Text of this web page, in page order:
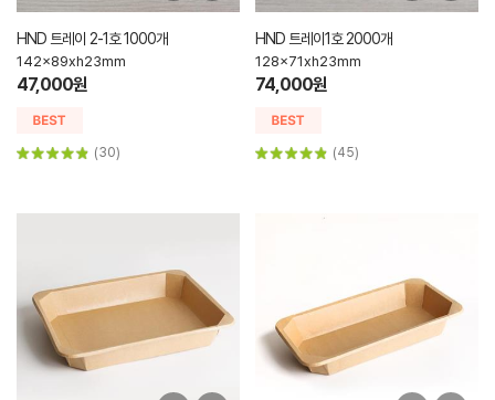
HND 트레이 2-1호 1000개
142x89xh23mm
47,000원
(30)
HND 트레이1호 2000개
128x71xh23mm
74,000원
(45)